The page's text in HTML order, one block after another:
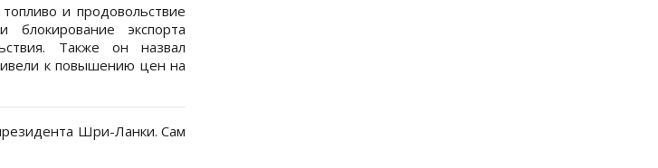
и продовольствие
блокирование экспорта
Также он назвал
к повышению цен на
Шри-Ланки. Сам